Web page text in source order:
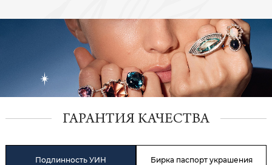
ГАРАНТИЯ КАЧЕСТВА
Подлинность УИН Бирка паспорт украшения